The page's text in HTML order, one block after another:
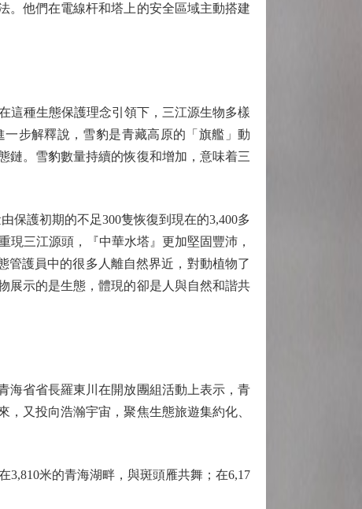
。他們在電線杆和塔上的安全區域主動搭建
種生態保護理念引領下，三江源生物多樣
步解釋說，雪豹是青藏高原的「旗艦」動
鏈。雪豹數量持續的恢復和增加，意味着三
護初期的不足300隻恢復到現在的3,400多
現三江源頭，『中華水塔』更加堅固豐沛，
管護員中的很多人離自然界近，對動植物了
展示的是生態，體現的卻是人與自然和諧共
省省長羅東川在開放團組活動上表示，青
又投向浩瀚宇宙，聚焦生態旅遊集約化、
米的青海湖畔，與斑頭雁共舞；在6,17